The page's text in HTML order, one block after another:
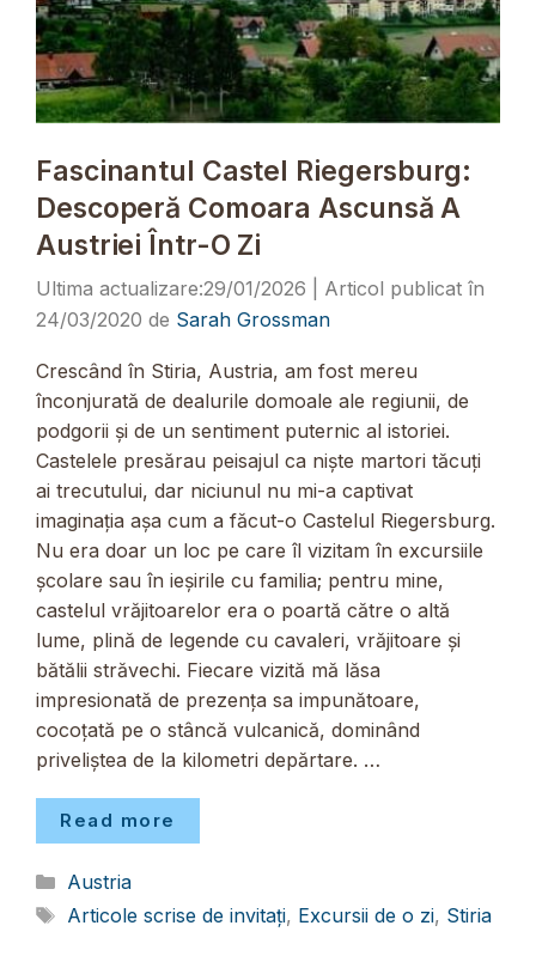
Fascinantul Castel Riegersburg:
Descoperă Comoara Ascunsă A
Austriei Într-O Zi
29/01/2026
24/03/2020 de Sarah Grossman
Crescând în Stiria, Austria, am fost mereu
înconjurată de dealurile domoale ale regiunii, de
podgorii și de un sentiment puternic al istoriei.
Castelele presărau peisajul ca niște martori tăcuți
ai trecutului, dar niciunul nu mi-a captivat
imaginația așa cum a făcut-o Castelul Riegersburg.
Nu era doar un loc pe care îl vizitam în excursiile
școlare sau în ieșirile cu familia; pentru mine,
castelul vrăjitoarelor era o poartă către o altă
lume, plină de legende cu cavaleri, vrăjitoare și
bătălii străvechi. Fiecare vizită mă lăsa
impresionată de prezența sa impunătoare,
cocoțată pe o stâncă vulcanică, dominând
priveliștea de la kilometri depărtare. …
Read more
Categorii
Austria
Etichete
Articole scrise de invitați, Excursii de o zi, Stiria